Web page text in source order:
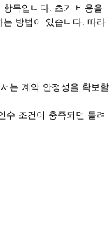
목입니다. 초기 비용을
방법이 있습니다. 따라
는 계약 안정성을 확보할
수 조건이 충족되면 돌려